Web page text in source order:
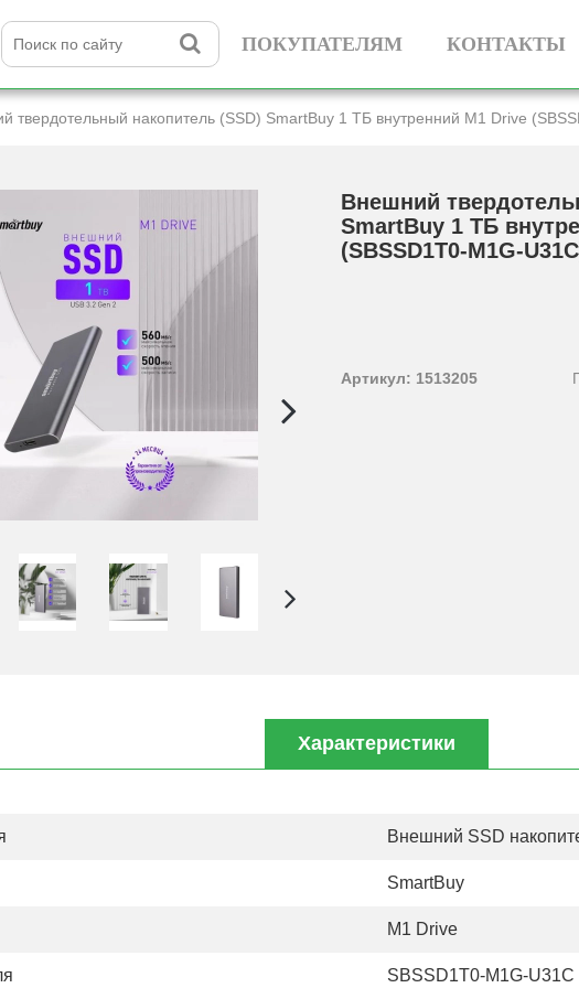
ПОКУПАТЕЛЯМ КОНТАКТЫ
твердотельный накопитель (SSD) SmartBuy 1 ТБ внутренний M1 Drive
Внешний
SmartBuy 1 ТБ
(SBSSD1T0-M1G-
Артикул: 1513205
Характеристики
Внешний SSD
SmartBuy
M1 Drive
SBSSD1T0-M1G-U31C